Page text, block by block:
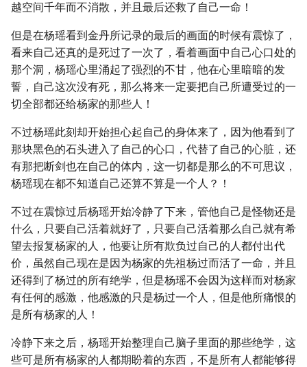
越空间千年而不消散，并且最后还救了自己一命！
但是在杨瑶看到金丹所记录的最后的画面的时候有震惊了，
看来自己还真的是死过了一次了，看着画面中自己心口处的
那个洞，杨瑶心里涌起了强烈的不甘，他在心里暗暗的发
誓，自己这次没有死，那么将来一定要把自己所遭受过的一
切全部都还给杨家的那些人！
不过杨瑶此刻却开始担心起自己的身体来了，因为他看到了
那块黑色的石头进入了自己的心口，代替了自己的心脏，还
有那把断剑也在自己的体内，这一切都是那么的不可思议，
杨瑶现在都不知道自己还算不算是一个人？！
不过在震惊过后杨瑶开始冷静了下来，管他自己是怪物还是
什么，只要自己活着就好了，只要自己活着那么自己就有希
望去报复杨家的人，他要让所有欺负过自己的人都付出代
价，虽然自己现在是因为杨家的先祖杨过而活了一命，并且
还得到了杨过的所有绝学，但是杨瑶不会因为这样而对杨家
有任何的感激，他感激的只是杨过一个人，但是他所痛恨的
是所有杨家的人！
冷静下来之后，杨瑶开始整理自己脑子里面的那些绝学，这
些可是所有杨家的人都期盼着的东西，不是所有人都能够得